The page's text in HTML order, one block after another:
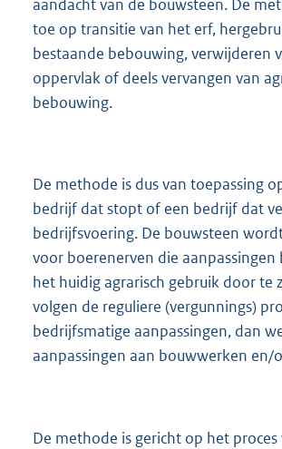
aandacht van de bouwsteen. De
toe op transitie van het erf,
bestaande bebouwing, verwijderen
oppervlak of deels vervangen van
bebouwing.
De methode is dus van toepassing
bedrijf dat stopt of een bedrijf dat
bedrijfsvoering. De bouwsteen
voor boerenerven die aanpassingen
het huidig agrarisch gebruik door te
volgen de reguliere (vergunnings)
bedrijfsmatige aanpassingen, dan
aanpassingen aan bouwwerken en/
De methode is gericht op het